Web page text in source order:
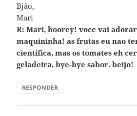
Bjão,
Mari
R: Mari, hoorey! voce vai adorar
maquininha! as frutas eu nao
cientifica, mas os tomates eh
geladeira, bye-bye sabor. beijo!
RESPONDER